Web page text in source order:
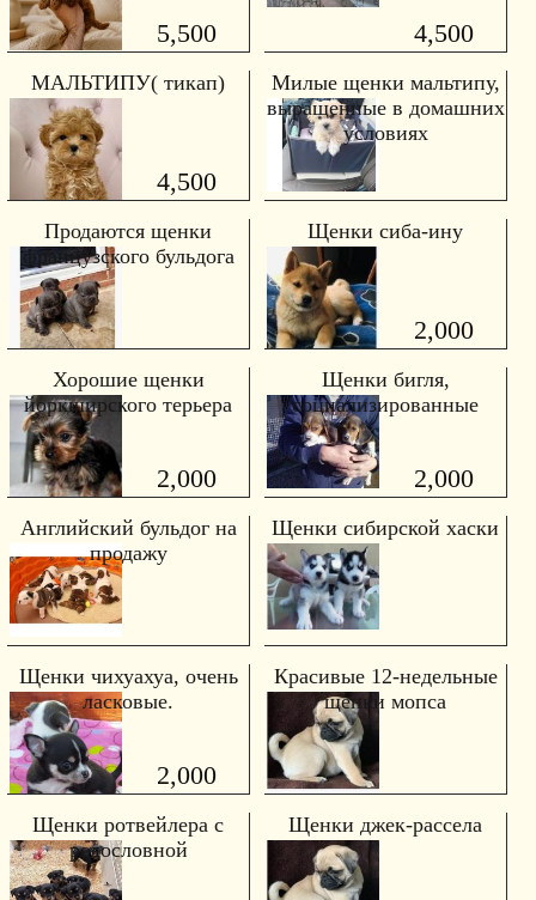
5,500 4,500
МАЛЬТИПУ( тикап)
4,500
Милые щенки мальтипу,
выращенные в домашних
условиях
Продаются щенки
французского бульдога
Щенки сиба-ину
2,000
Хорошие щенки
йоркширского терьера
2,000
Щенки бигля,
социализированные
2,000
Английский бульдог на
продажу
Щенки сибирской хаски
Щенки чихуахуа, очень
ласковые.
2,000
Красивые 12-недельные
щенки мопса
Щенки ротвейлера с
родословной
Щенки джек-рассела